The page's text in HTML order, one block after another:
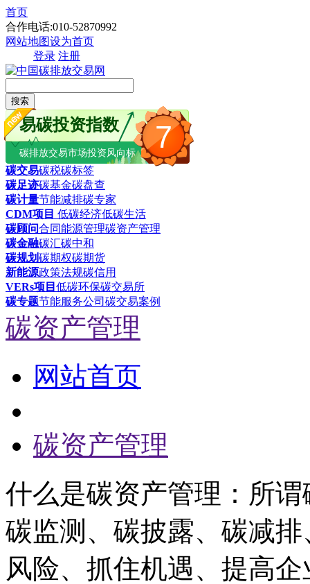
首页
合作电话:010-52870992
网站地图设为首页
登录 注册
搜索
7
易碳投资指数
碳排放交易市场投资风向标
碳交易碳税碳标签
碳足迹碳基金碳盘查
碳计量节能减排碳专家
CDM项目 低碳经济低碳生活
碳顾问合同能源管理碳资产管理
碳金融碳汇碳中和
碳规划碳期权碳期货
新能源政策法规碳信用
VERs项目 低碳环保碳交易所
碳专题节能服务公司 碳交易案例
碳资产管理
网站首页
碳资产管理
什么是碳资产管理：所
碳监测、碳披露、碳减
风险、抓住机遇、提高